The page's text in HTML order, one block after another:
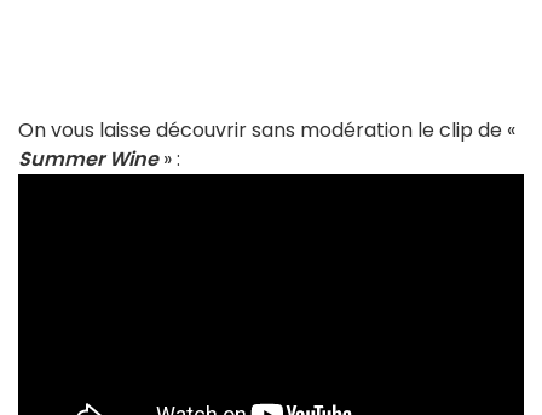
On vous laisse découvrir sans modération le clip de «
Summer Wine» :